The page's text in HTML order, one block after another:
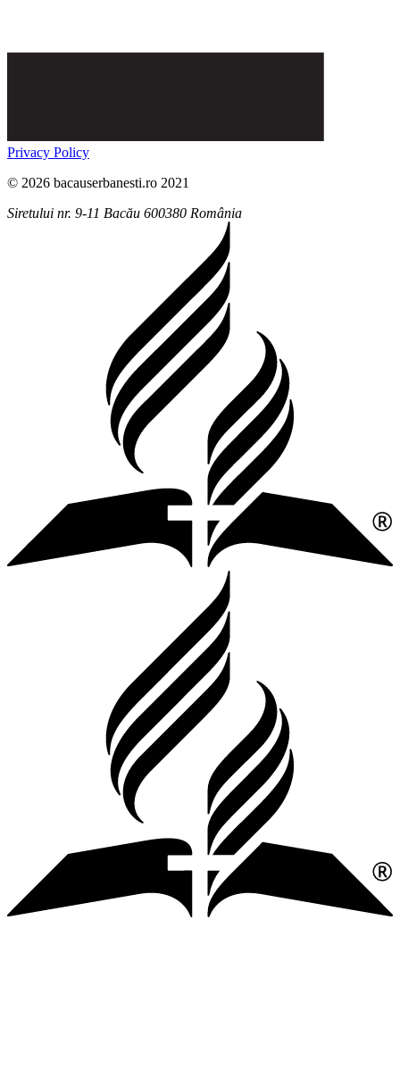
Privacy Policy
© 2026 bacauserbanesti.ro 2021
Siretului nr. 9-11 Bacău 600380 România